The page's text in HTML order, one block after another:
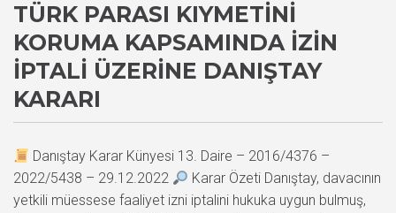
TÜRK PARASI KIYMETINI
KORUMA KAPSAMINDA İZIN
İPTALI ÜZERINE DANIŞTAY
KARARI
Danıştay Karar Künyesi 13. Daire – 2016/4376 –
2022/5438 – 29.12.2022
Karar Özeti Danıştay, davacının
yetkili müessese faaliyet izni iptalini hukuka uygun bulmuş,